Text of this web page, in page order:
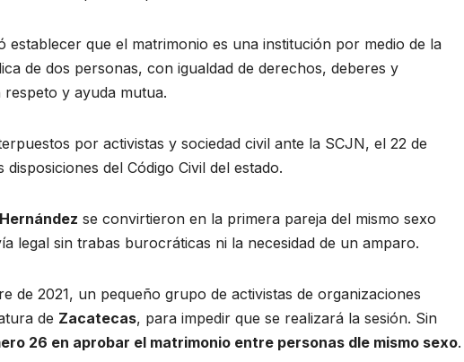
establecer que el matrimonio es una institución por medio de la
de dos personas, con igualdad de derechos, deberes y
y ayuda mutua.
por activistas y sociedad civil ante la SCJN, el 22 de
del Código Civil del estado.
se convirtieron en la primera pareja del mismo sexo
legal sin trabas burocráticas ni la necesidad de un amparo.
de 2021, un pequeño grupo de activistas de organizaciones
de Zacatecas, para impedir que se realizará la sesión. Sin
26 en aprobar el matrimonio entre personas dle mismo sexo.